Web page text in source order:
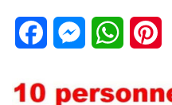
FacebookMessengerWhatsApp